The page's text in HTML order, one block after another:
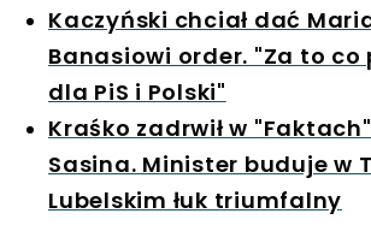
Kaczyński chciał dać
Banasiowi order. "Za to co
dla PiS i Polski"
Kraśko zadrwił w "Faktach"
Sasina. Minister buduje w
Lubelskim łuk triumfalny